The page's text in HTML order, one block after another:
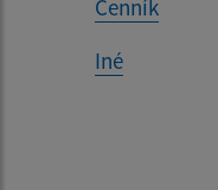
Cenník
Iné